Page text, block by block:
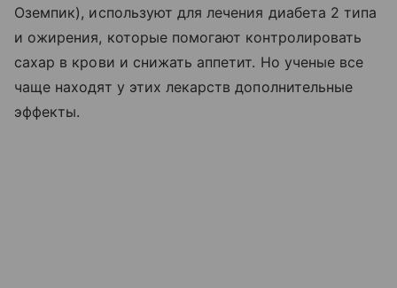
Оземпик), используют для лечения диабета 2 типа
и ожирения, которые помогают контролировать
сахар в крови и снижать аппетит. Но ученые все
чаще находят у этих лекарств дополнительные
эффекты.